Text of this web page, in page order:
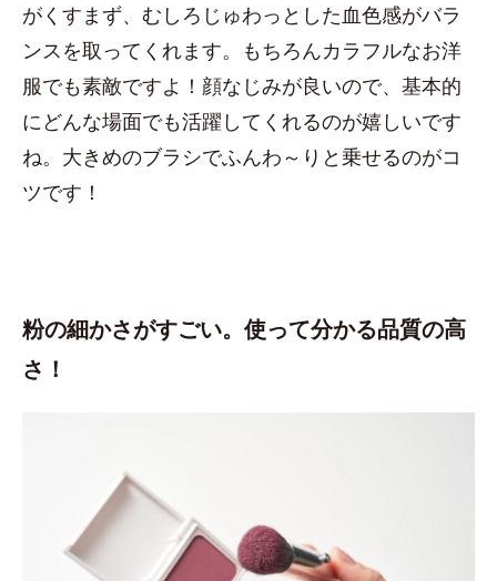
がくすまず、むしろじゅわっとした血色感がバラ
ンスを取ってくれます。もちろんカラフルなお洋
服でも素敵ですよ！顔なじみが良いので、基本的
にどんな場面でも活躍してくれるのが嬉しいです
ね。大きめのブラシでふんわ～りと乗せるのがコ
ツです！
粉の細かさがすごい。使って分かる品質の高
さ！